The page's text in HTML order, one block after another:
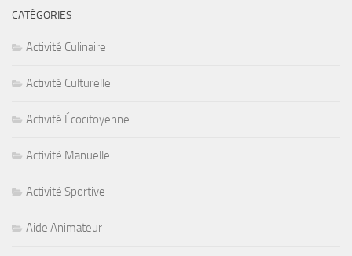
CATÉGORIES
Activité Culinaire
Activité Culturelle
Activité Écocitoyenne
Activité Manuelle
Activité Sportive
Aide Animateur